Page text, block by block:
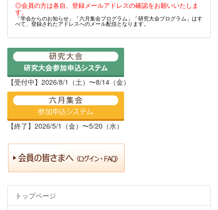
◎会員の方は各自、登録メールアドレスの確認をお願いいたしま
す。
「学会からのお知らせ」「六月集会プログラム」「研究大会プログラム」はす
べて、登録されたアドレスへのメール配信となります。
【受付中】2026/8/1（土）〜8/14（金）
【終了】2026/5/1（金）〜5/20（水）
トップページ